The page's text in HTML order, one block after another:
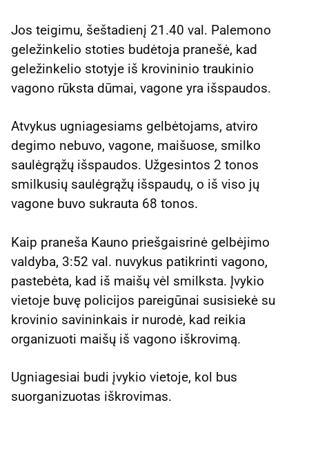
Jos teigimu, šeštadienį 21.40 val. Palemono
geležinkelio stoties budėtoja pranešė, kad
geležinkelio stotyje iš krovininio traukinio
vagono rūksta dūmai, vagone yra išspaudos.
Atvykus ugniagesiams gelbėtojams, atviro
degimo nebuvo, vagone, maišuose, smilko
saulėgrąžų išspaudos. Užgesintos 2 tonos
smilkusių saulėgrąžų išspaudų, o iš viso jų
vagone buvo sukrauta 68 tonos.
Kaip praneša Kauno priešgaisrinė gelbėjimo
valdyba, 3:52 val. nuvykus patikrinti vagono,
pastebėta, kad iš maišų vėl smilksta. Įvykio
vietoje buvę policijos pareigūnai susisiekė su
krovinio savininkais ir nurodė, kad reikia
organizuoti maišų iš vagono iškrovimą.
Ugniagesiai budi įvykio vietoje, kol bus
suorganizuotas iškrovimas.